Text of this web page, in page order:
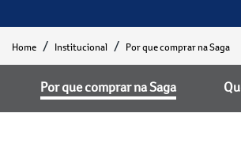
Home Institucional Por que comprar na Saga
Por que comprar na Saga